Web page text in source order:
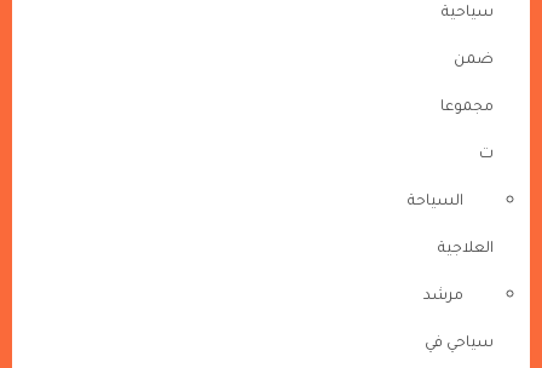
سياحية
ضمن
مجموعا
ت
السياحة
العلاجية
مرشد
سياحي في